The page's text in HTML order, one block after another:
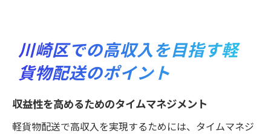
川崎区での高収入を目指す軽
貨物配送のポイント
収益性を高めるためのタイムマネジメント
軽貨物配送で高収入を実現するためには、タイムマネジ